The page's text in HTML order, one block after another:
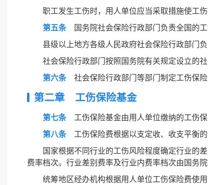
职工发生工伤时，用人单位应当采取措施使工伤
第五条国务院社会保险行政部门负责全国的工
县级以上地方各级人民政府社会保险行政部门
社会保险行政部门按照国务院有关规定设立的
第六条社会保险行政部门等部门制定工伤保险
第二章 工伤保险基金
第七条工伤保险基金由用人单位缴纳的工伤保
第八条工伤保险费根据以支定收、收支平衡的
国家根据不同行业的工伤风险程度确定行业的
费率档次。行业差别费率及行业内费率档次由国务
统筹地区经办机构根据用人单位工伤保险费使